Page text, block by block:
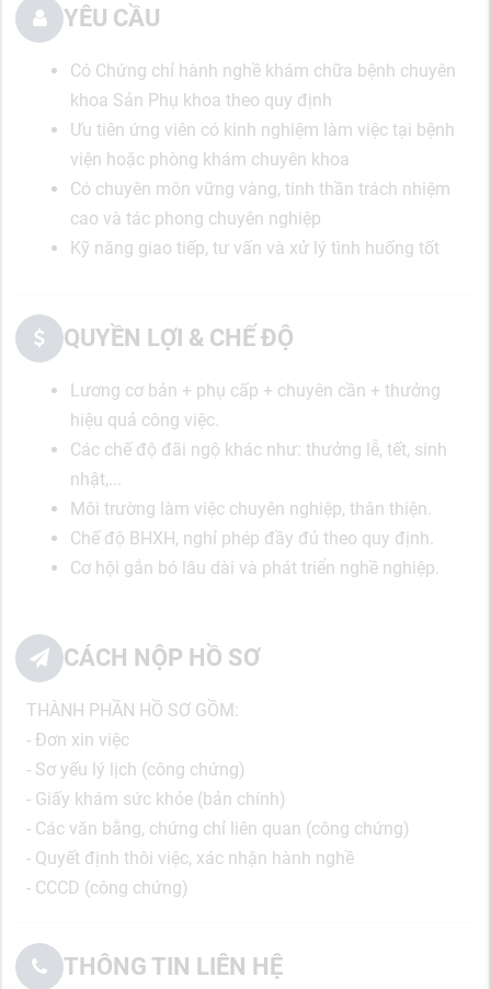
YÊU CẦU
Có Chứng chỉ hành nghề khám chữa bệnh chuyên
khoa Sản Phụ khoa theo quy định
Ưu tiên ứng viên có kinh nghiệm làm việc tại bệnh
viện hoặc phòng khám chuyên khoa
Có chuyên môn vững vàng, tinh thần trách nhiệm
cao và tác phong chuyên nghiệp
Kỹ năng giao tiếp, tư vấn và xử lý tình huống tốt
QUYỀN LỢI & CHẾ ĐỘ
Lương cơ bản + phụ cấp + chuyên cần + thưởng
hiệu quả công việc.
Các chế độ đãi ngộ khác như: thưởng lễ, tết, sinh
nhật,...
Môi trường làm việc chuyên nghiệp, thân thiện.
Chế độ BHXH, nghỉ phép đầy đủ theo quy định.
Cơ hội gắn bó lâu dài và phát triển nghề nghiệp.
CÁCH NỘP HỒ SƠ
THÀNH PHẦN HỒ SƠ GỒM:
- Đơn xin việc
- Sơ yếu lý lịch (công chứng)
- Giấy khám sức khỏe (bản chính)
- Các văn bằng, chứng chỉ liên quan (công chứng)
- Quyết định thôi việc, xác nhận hành nghề
- CCCD (công chứng)
THÔNG TIN LIÊN HỆ